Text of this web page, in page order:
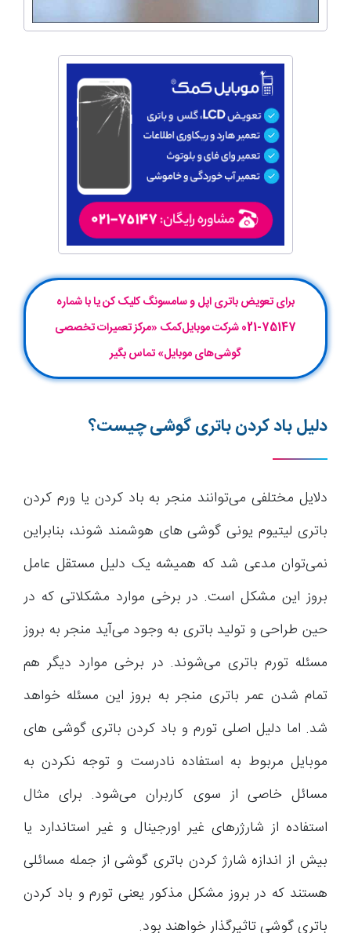
برای تعویض باتری اپل و سامسونگ کلیک کن یا با شماره
75147-021 شرکت موبایل‌کمک «مرکز تعمیرات تخصصی
گوشی‌های موبایل» تماس بگیر
دلیل باد کردن باتری گوشی چیست؟
دلایل مختلفی می‌توانند منجر به باد کردن یا ورم کردن
باتری لیتیوم یونی گوشی های هوشمند شوند، بنابراین
نمی‌توان مدعی شد که همیشه یک دلیل مستقل عامل
بروز این مشکل است. در برخی موارد مشکلاتی که در
حین طراحی و تولید باتری به وجود می‌آید منجر به بروز
مسئله تورم باتری می‌شوند. در برخی موارد دیگر هم
تمام شدن عمر باتری منجر به بروز این مسئله خواهد
شد. اما دلیل اصلی تورم و باد کردن باتری گوشی های
موبایل مربوط به استفاده نادرست و توجه نکردن به
مسائل خاصی از سوی کاربران می‌شود. برای مثال
استفاده از شارژرهای غیر اورجینال و غیر استاندارد یا
بیش از اندازه شارژ کردن باتری گوشی از جمله مسائلی
هستند که در بروز مشکل مذکور یعنی تورم و باد کردن
باتری گوشی تاثیرگذار خواهند بود.